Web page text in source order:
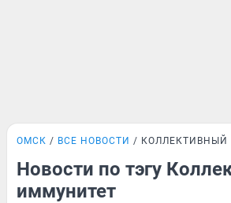
ОМСК ВСЕ НОВОСТИ
Новости по тэгу
иммунитет